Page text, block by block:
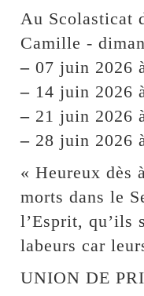
Au Scolasticat
Camille -
– 07 juin 2026
– 14 juin 2026
– 21 juin 2026
– 28 juin 2026
« Heureux dès
morts dans le
l’Esprit, qu’ils
labeurs car
UNION DE